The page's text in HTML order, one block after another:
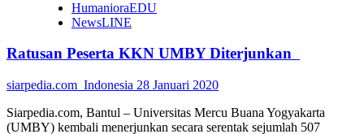
HumanioraEDU
NewsLINE
Ratusan Peserta KKN UMBY Diterjunkan
siarpedia.com_Indonesia 28 Januari 2020
Siarpedia.com, Bantul – Universitas Mercu Buana Yogyakarta
(UMBY) kembali menerjunkan secara serentak sejumlah 507